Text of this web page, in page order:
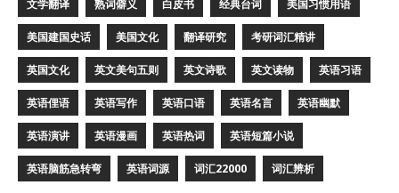
文学翻译 熟词僻义 白皮书 经典台词 美国习惯用语
美国建国史话 美国文化 翻译研究 考研词汇精讲
英国文化 英文美句五则 英文诗歌 英文读物 英语习语
英语俚语 英语写作 英语口语 英语名言 英语幽默
英语演讲 英语漫画 英语热词 英语短篇小说
英语脑筋急转弯 英语词源 词汇22000 词汇辨析